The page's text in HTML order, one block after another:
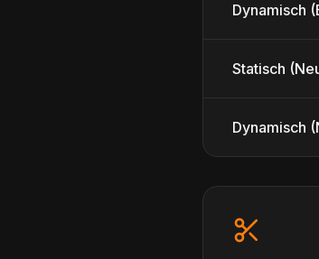
Dynamisch
Statisch
Dynamisch